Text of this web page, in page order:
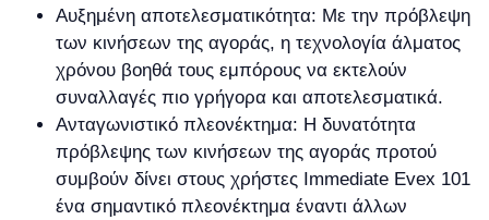
Αυξημένη αποτελεσματικότητα: Με την πρόβλεψη
των κινήσεων της αγοράς, η τεχνολογία άλματος
χρόνου βοηθά τους εμπόρους να εκτελούν
συναλλαγές πιο γρήγορα και αποτελεσματικά.
Ανταγωνιστικό πλεονέκτημα: Η δυνατότητα
πρόβλεψης των κινήσεων της αγοράς προτού
συμβούν δίνει στους χρήστες Immediate Evex 101
ένα σημαντικό πλεονέκτημα έναντι άλλων